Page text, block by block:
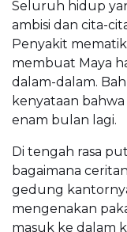
Seluruh hidup
ambisi dan cita-
Penyakit
membuat Maya
dalam-dalam.
kenyataan bahwa
enam bulan lagi.
Di tengah rasa
bagaimana
gedung
mengenakan
masuk ke dalam